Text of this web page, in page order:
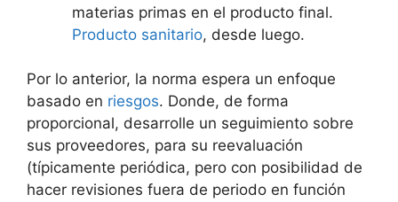
materias primas en el producto final.
Producto sanitario, desde luego.
Por lo anterior, la norma espera un enfoque
basado en riesgos. Donde, de forma
proporcional, desarrolle un seguimiento sobre
sus proveedores, para su reevaluación
(típicamente periódica, pero con posibilidad de
hacer revisiones fuera de periodo en función